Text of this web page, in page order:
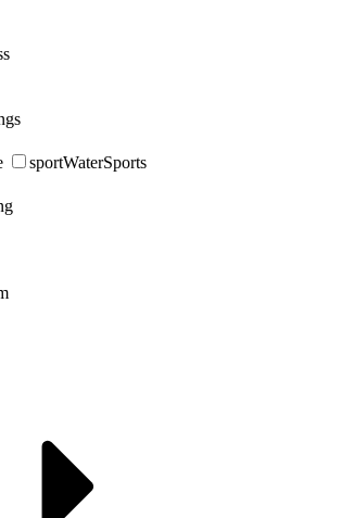
sportWaterSports